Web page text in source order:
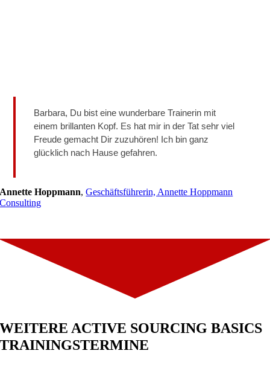
Barbara, Du bist eine wunderbare Trainerin mit
einem brillanten Kopf. Es hat mir in der Tat sehr viel
Freude gemacht Dir zuzuhören! Ich bin ganz
glücklich nach Hause gefahren.
Annette Hoppmann,Geschäftsführerin, Annette Hoppmann
Consulting
WEITERE ACTIVE SOURCING BASICS
TRAININGSTERMINE